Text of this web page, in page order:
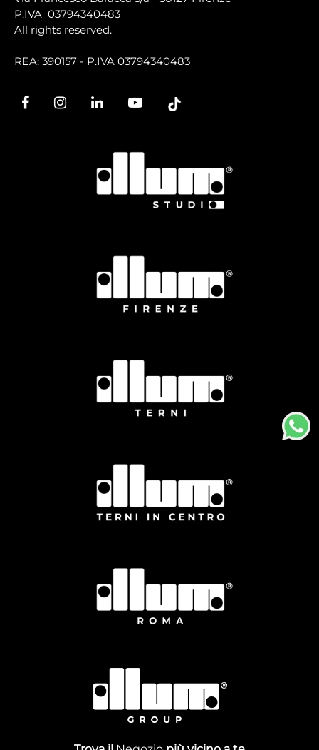
P.IVA 03794340483
All rights reserved.
REA: 390157 - P.IVA 03794340483